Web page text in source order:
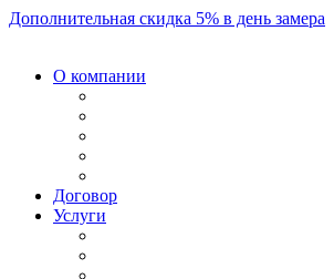
Дополнительная скидка 5% в день замера
О компании
Договор
Услуги